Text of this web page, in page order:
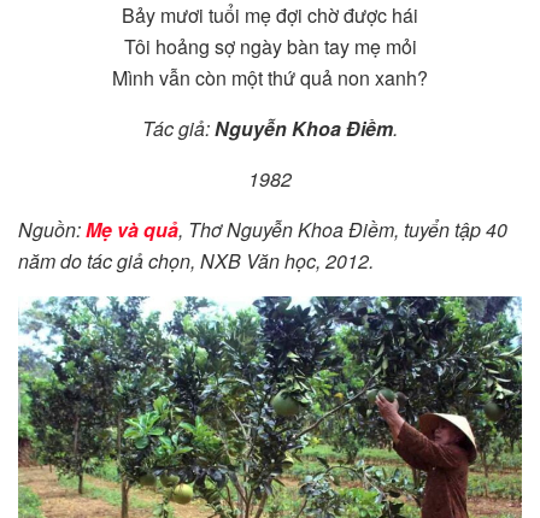
Bảy mươi tuổi mẹ đợi chờ được hái
Tôi hoảng sợ ngày bàn tay mẹ mỏi
Mình vẫn còn một thứ quả non xanh?
Tác giả:Nguyễn Khoa Điềm.
1982
Nguồn:Mẹ và quả, Thơ Nguyễn Khoa Điềm, tuyển tập 40
năm do tác giả chọn, NXB Văn học, 2012.